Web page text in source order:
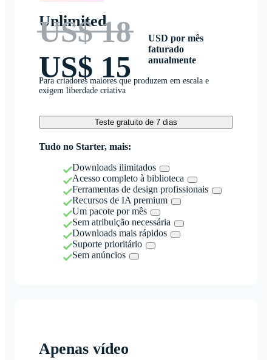
Unlimited
US$ 18
US$ 15
USD por mês
faturado
anualmente
Para criadores maiores que produzem em escala e
exigem liberdade criativa
Teste gratuito de 7 dias
Tudo no Starter, mais:
Downloads ilimitados
Acesso completo à biblioteca
Ferramentas de design profissionais
Recursos de IA premium
Um pacote por mês
Sem atribuição necessária
Downloads mais rápidos
Suporte prioritário
Sem anúncios
Apenas vídeo